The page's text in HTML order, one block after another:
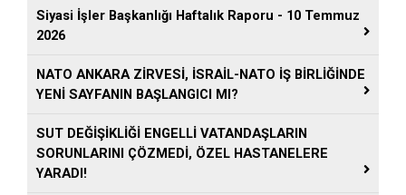
Siyasi İşler Başkanlığı Haftalık Raporu - 10 Temmuz
2026
NATO ANKARA ZİRVESİ, İSRAİL-NATO İŞ BİRLİĞİNDE
YENİ SAYFANIN BAŞLANGICI MI?
SUT DEĞİŞİKLİĞİ ENGELLİ VATANDAŞLARIN
SORUNLARINI ÇÖZMEDİ, ÖZEL HASTANELERE
YARADI!